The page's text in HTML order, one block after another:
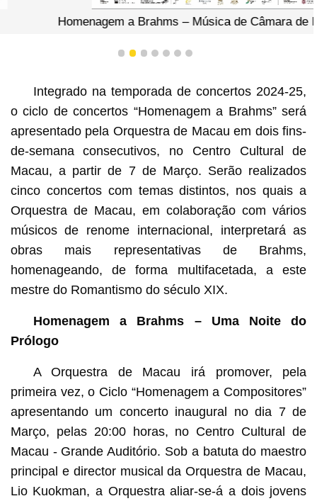
Homenagem a Brahms – Música de Câmara de Domingo
1 2 3 4 5 6 7
Integrado na temporada de concertos 2024-25,
o ciclo de concertos “Homenagem a Brahms” será
apresentado pela Orquestra de Macau em dois fins-
de-semana consecutivos, no Centro Cultural de
Macau, a partir de 7 de Março. Serão realizados
cinco concertos com temas distintos, nos quais a
Orquestra de Macau, em colaboração com vários
músicos de renome internacional, interpretará as
obras mais representativas de Brahms,
homenageando, de forma multifacetada, a este
mestre do Romantismo do século XIX.
Homenagem a Brahms – Uma Noite do
Prólogo
A Orquestra de Macau irá promover, pela
primeira vez, o Ciclo “Homenagem a Compositores”
apresentando um concerto inaugural no dia 7 de
Março, pelas 20:00 horas, no Centro Cultural de
Macau - Grande Auditório. Sob a batuta do maestro
principal e director musical da Orquestra de Macau,
Lio Kuokman, a Orquestra aliar-se-á a dois jovens